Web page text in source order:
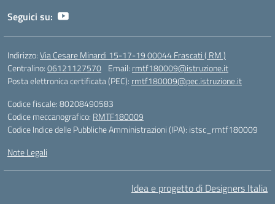
Seguici su:
Indirizzo:Via Cesare Minardi 15-17-19 00044 Frascati ( RM )
Centralino:06121127570 Email: rmtf180009@istruzione.it
Posta elettronica certificata (PEC): rmtf180009@pec.istruzione.it
Codice fiscale: 80208490583
Codice meccanografico: RMTF180009
Codice Indice delle Pubbliche Amministrazioni (IPA): istsc_rmtf180009
Note Legali
Idea e progetto di Designers Italia